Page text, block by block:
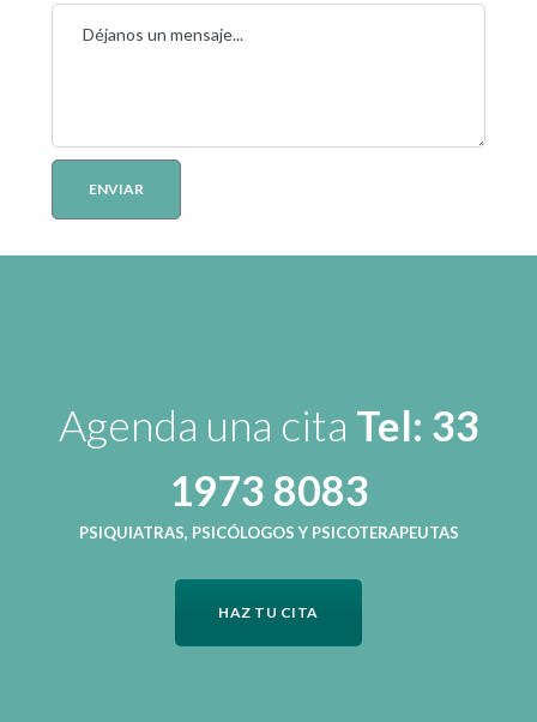
Agenda una cita Tel: 33
1973 8083
PSIQUIATRAS, PSICÓLOGOS Y PSICOTERAPEUTAS
HAZ TU CITA